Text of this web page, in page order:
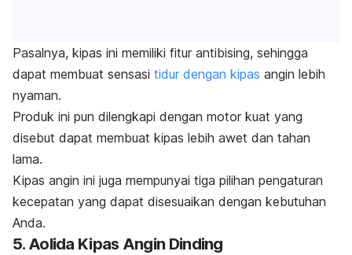
Pasalnya, kipas ini memiliki fitur antibising, sehingga
dapat membuat sensasi tidur dengan kipas angin lebih
nyaman.
Produk ini pun dilengkapi dengan motor kuat yang
disebut dapat membuat kipas lebih awet dan tahan
lama.
Kipas angin ini juga mempunyai tiga pilihan pengaturan
kecepatan yang dapat disesuaikan dengan kebutuhan
Anda.
5. Aolida Kipas Angin Dinding